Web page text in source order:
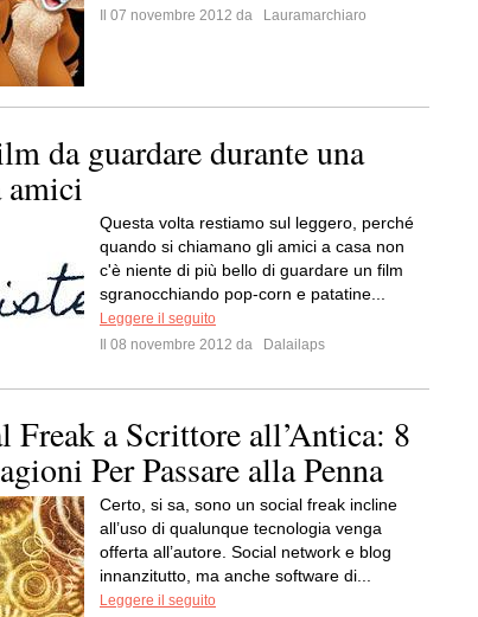
Il 07 novembre 2012 da
Lauramarchiaro
da guardare durante una
amici
Questa volta restiamo sul leggero, perché
quando si chiamano gli amici a casa non
c'è niente di più bello di guardare un film
sgranocchiando pop-corn e patatine...
Leggere il seguito
Il 08 novembre 2012 da
Dalailaps
Freak a Scrittore all’Antica: 8
Per Passare alla Penna
Certo, si sa, sono un social freak incline
all’uso di qualunque tecnologia venga
offerta all’autore. Social network e blog
innanzitutto, ma anche software di...
Leggere il seguito